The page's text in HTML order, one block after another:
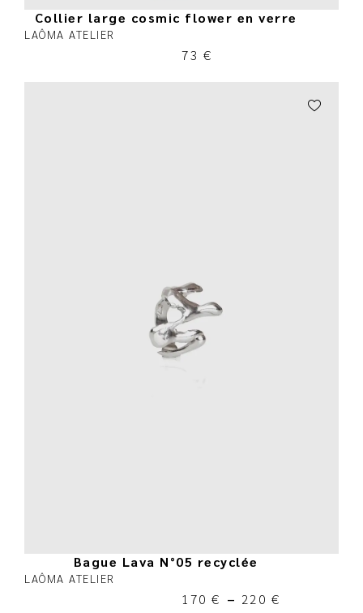
Collier large cosmic flower en verre
LAÔMA ATELIER
73 €
Bague Lava N°05 recyclée
LAÔMA ATELIER
170 € – 220 €